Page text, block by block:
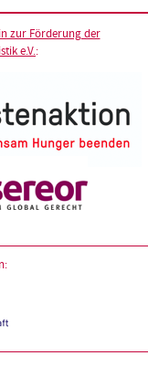
zur Förderung der
e.V.: